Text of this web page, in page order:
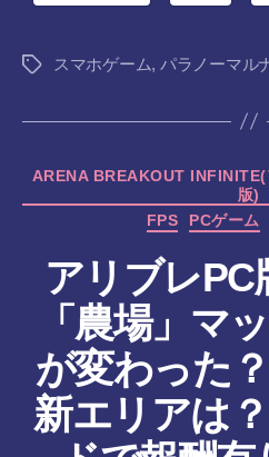
タ
スマホゲーム, パラノーマル
カ
テ
ゴ
ー
ARENA BREAKOUT
版)
FPS
PCゲーム
アリブレPC
「農場」マ
が変わった
新エリアは